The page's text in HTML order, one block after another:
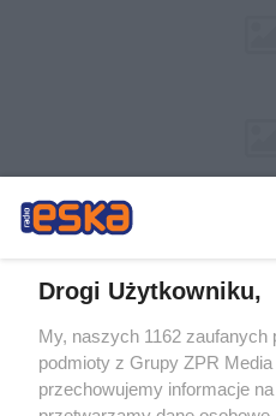
Żaden utwór zamieszczony w
rozpowszechniany lub dalej
tym także elektroniczny lub
eksploatacji w jakiejkolwiek formie,
Drogi Użytkowniku,
My, naszych 1162 zaufanych
podmioty z Grupy ZPR
przechowujemy informacje